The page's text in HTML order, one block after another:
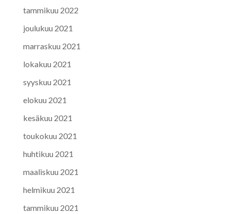
tammikuu 2022
joulukuu 2021
marraskuu 2021
lokakuu 2021
syyskuu 2021
elokuu 2021
kesäkuu 2021
toukokuu 2021
huhtikuu 2021
maaliskuu 2021
helmikuu 2021
tammikuu 2021